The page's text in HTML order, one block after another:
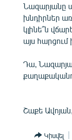
Նազարյանը
խնդիրներ
կլինե՞ն
այս հարցում
Դա,
Շաքե
Կիսվել